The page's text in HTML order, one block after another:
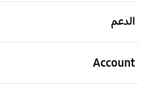
الدعم
Account